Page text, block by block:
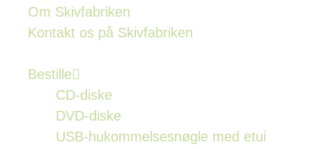
Om Skivfabriken
Kontakt os på Skivfabriken
Bestille
CD-diske
DVD-diske
USB-hukommelsesnøgle med etui